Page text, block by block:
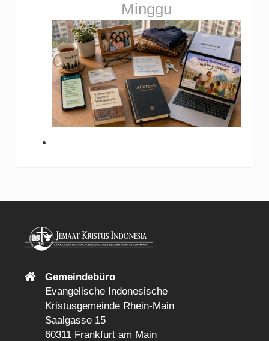
Minggu
Gemeindebüro
Evangelische Indonesische
Kristusgemeinde Rhein-Main
Saalgasse 15
60311 Frankfurt am Main